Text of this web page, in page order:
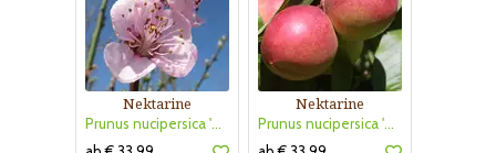
Nektarine
Prunus nucipersica 'Nektarose'
Nektarine
Prunus nucipersica 'Nektared 6'